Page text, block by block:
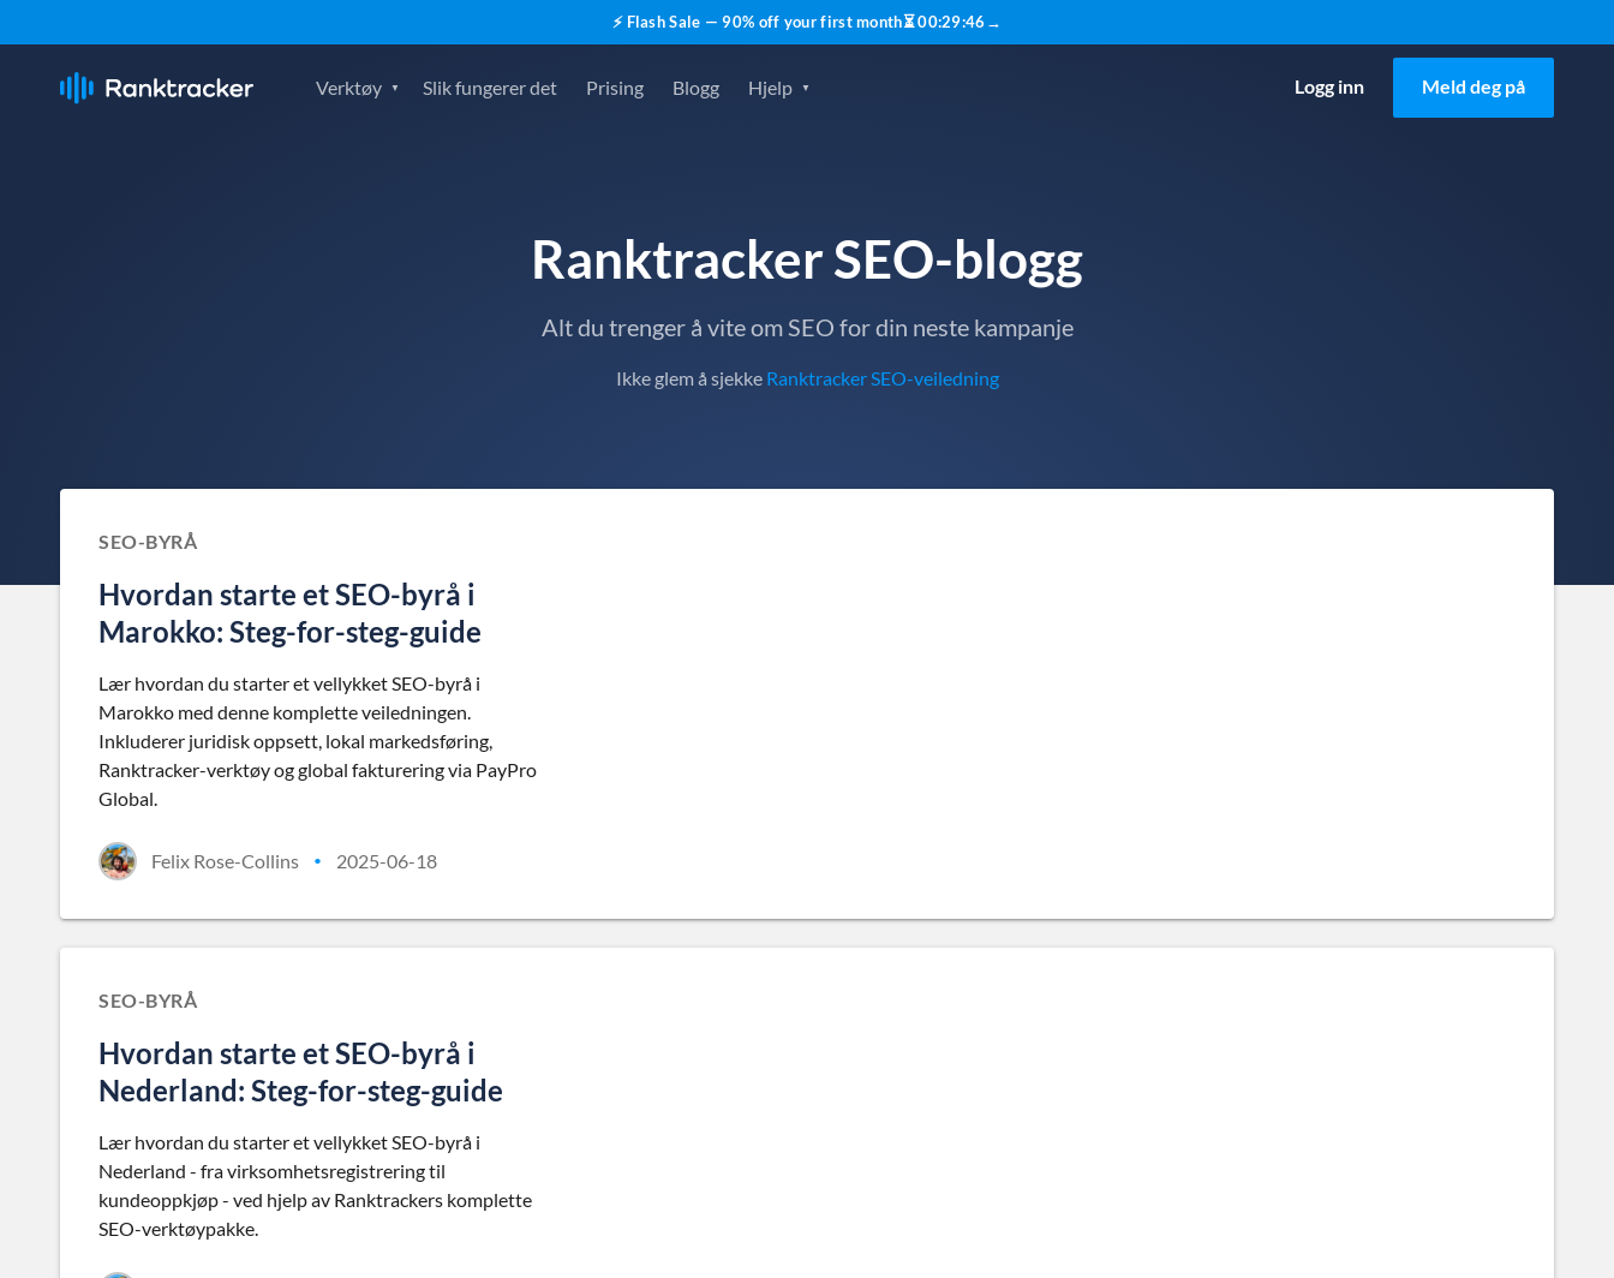
⚡ Flash Sale — 90% off your first month⏳00:29:45 →
Verktøy Slik fungerer det Prising Blogg Hjelp Logg inn Meld deg på
Ranktracker SEO-blogg
Alt du trenger å vite om SEO for din neste kampanje
Ikke glem å sjekke Ranktracker SEO-veiledning
SEO-BYRÅ
Hvordan starte et SEO-byrå i
Marokko: Steg-for-steg-guide
Lær hvordan du starter et vellykket SEO-byrå i
Marokko med denne komplette veiledningen.
Inkluderer juridisk oppsett, lokal markedsføring,
Ranktracker-verktøy og global fakturering via PayPro
Global.
Felix Rose-Collins • 2025-06-18
SEO-BYRÅ
Hvordan starte et SEO-byrå i
Nederland: Steg-for-steg-guide
Lær hvordan du starter et vellykket SEO-byrå i
Nederland - fra virksomhetsregistrering til
kundeoppkjøp - ved hjelp av Ranktrackers komplette
SEO-verktøypakke.